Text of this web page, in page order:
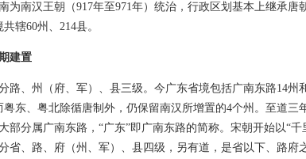
南汉王朝（917年至971年）统治，行政区划基本上继承唐
辖60州、214县。
建置
、州（府、军）、县三级。今广东省境包括广南东路14州
东、粤北除循唐制外，仍保留南汉所增置的4个州。至道三
部分属广南东路，“广东”即广南东路的简称。宋朝开始以“
、路、府（州、军）、县四级，另有道，是省以下、路府